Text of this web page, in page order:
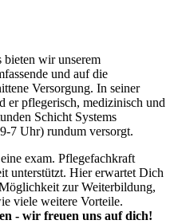
bieten wir unserem
und auf die
Versorgung. In seiner
er pflegerisch, medizinisch und
Schicht Systems
7 Uhr) rundum versorgt.
exam. Pflegefachkraft
unterstützt. Hier erwartet Dich
zur Weiterbildung,
viele weitere Vorteile.
- wir freuen uns auf dich!